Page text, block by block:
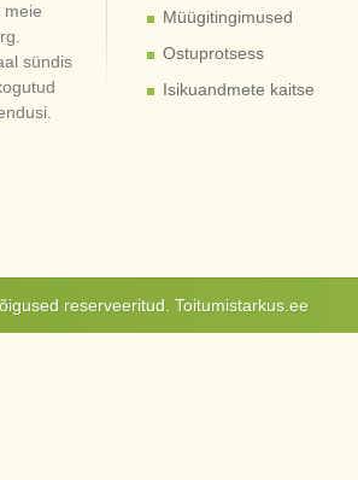
meie
sündis
Müügitingimused
Ostuprotsess
Isikuandmete kaitse
reserveeritud. Toitumistarkus.ee